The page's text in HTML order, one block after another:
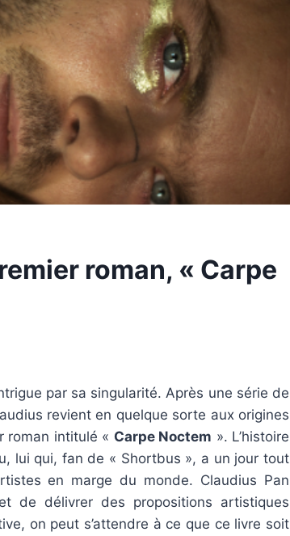
roman, « Carpe
par sa singularité. Après une série de
revient en quelque sorte aux origines
roman intitulé « Carpe Noctem ». L’histoire
lui qui, fan de « Shortbus », a un jour tout
en marge du monde. Claudius Pan
de délivrer des propositions artistiques
on peut s’attendre à ce que ce livre soit